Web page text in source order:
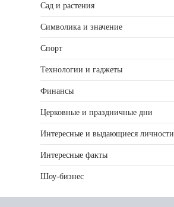
Сад и растения
Символика и значение
Спорт
Технологии и гаджеты
Финансы
Церковные и праздничные дни
Интересные и выдающиеся личности
Интересные факты
Шоу-бизнес